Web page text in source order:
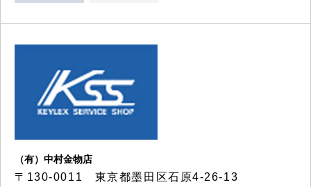
（有）中村金物店
〒130-0011 東京都墨田区石原4-26-13